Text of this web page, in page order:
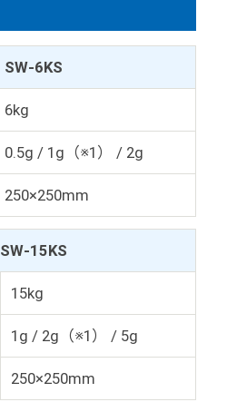
SW-6KS
6kg
0.5g / 1g（※1） / 2g
250×250mm
SW-15KS
15kg
1g / 2g（※1） / 5g
250×250mm